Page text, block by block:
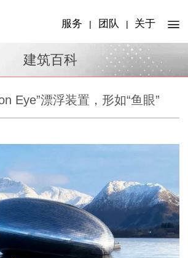
服务 | 团队 | 关于
建筑百科
Eye”漂浮装置，形如“鱼眼”